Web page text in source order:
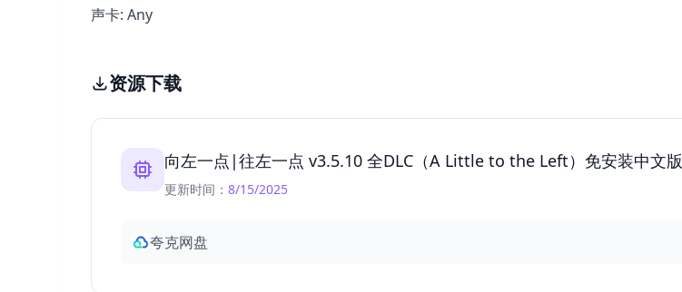
声卡: Any
资源下载
向左一点|往左一点 v3.5.10 全DLC（A Little to the Left）免安装中文版
更新时间： 8/15/2025
夸克网盘